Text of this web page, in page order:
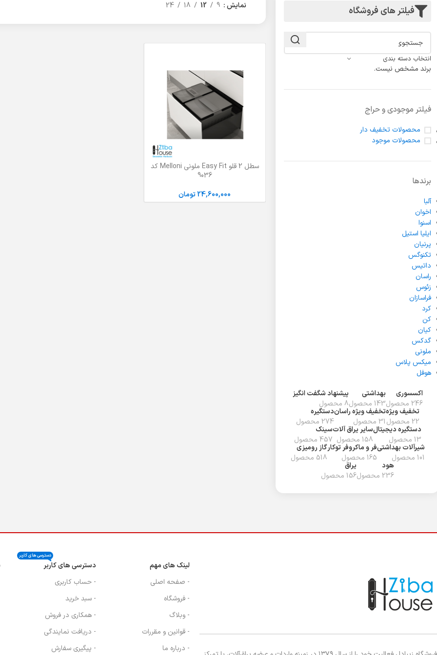
فیلتر های فروشگاه
انتخاب دسته بندی
برند مشخص نیست.
فیلتر موجودی و حراج
محصولات تخفیف دار
محصولات موجود
برندها
آلبا
اخوان
اسنوا
ایلیا استیل
پرنیان
تکنوگس
داتیس
راسان
زئوس
فراسازان
کرد
کن
کیان
گدکس
ملونی
میکس پلاس
هوفل
اکسسوری
246 محصول
بهداشتی
143 محصول
پیشنهاد شگفت انگیز
8 محصول
تخفیف ويژه
22 محصول
تخفیف ویژه راسان
31 محصول
دستگیره
274 محصول
دستگیره دیجیتال
13 محصول
سایر یراق آلات
158 محصول
سینک
457 محصول
شیرآلات بهداشتی
101 محصول
فر و ماکروفر توکار
165 محصول
گاز رومیزی
518 محصول
هود
236 محصول
یراق
156 محصول
نمایش 9
12
18
24
افزودن به سبد خرید
سطل 2 قلو Easy Fit ملونی Melloni کد
9036
24,600,000تومان
لینک های مهم
- صفحه اصلی
- فروشگاه
- وبلاگ
- قوانین و مقررات
- درباره ما
دسترسی های کاربر
دسترسی های کاربر
- حساب کاربری
- سبد خرید
- همکاری در فروش
- دریافت نمایندگی
- پیگیری سفارش